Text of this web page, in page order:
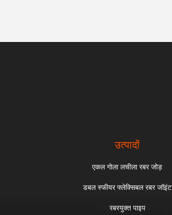
उत्पादों
एकल गोला लचीला रबर जोड़
डबल स्फीयर फ्लेक्सिबल रबर जॉइंट
रबरयुक्त पाइप